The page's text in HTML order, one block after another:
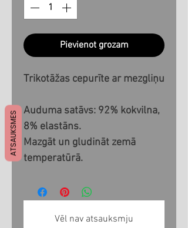
Pievienot grozam
Trikotāžas cepurīte ar mezgliņu
Auduma satāvs: 92% kokvilna,
8% elastāns.
Mazgāt un gludināt zemā
temperatūrā.
Vēl nav atsauksmju
ATSAUKSMES